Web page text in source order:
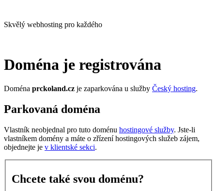
Skvělý webhosting pro každého
Doména je registrována
Doména prckoland.cz je zaparkována u služby Český hosting.
Parkovaná doména
Vlastník neobjednal pro tuto doménu hostingové služby. Jste-li
vlastníkem domény a máte o zřízení hostingových služeb zájem,
objednejte je v klientské sekci.
Chcete také svou doménu?